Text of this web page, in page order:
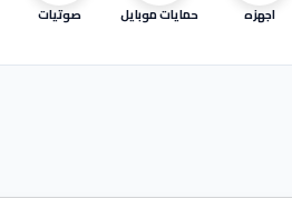
اجهزه حمايات موبايل صوتيات